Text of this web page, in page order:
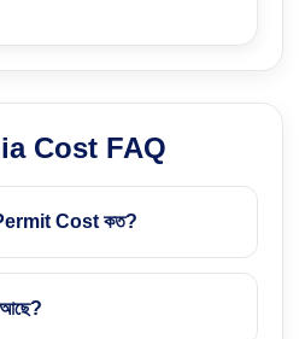
Cost FAQ
Cost কত?
আছে?